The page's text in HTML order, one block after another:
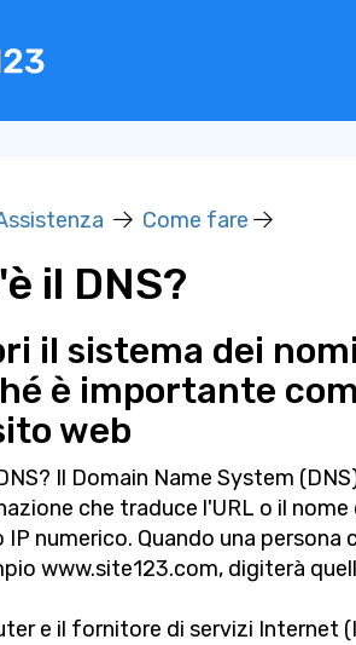
Come fare
il DNS?
il sistema dei
è importante
web
Il Domain Name System
che traduce l'URL o il nome
IP numerico. Quando una persona
www.site123.com, digiterà
e il fornitore di servizi Internet